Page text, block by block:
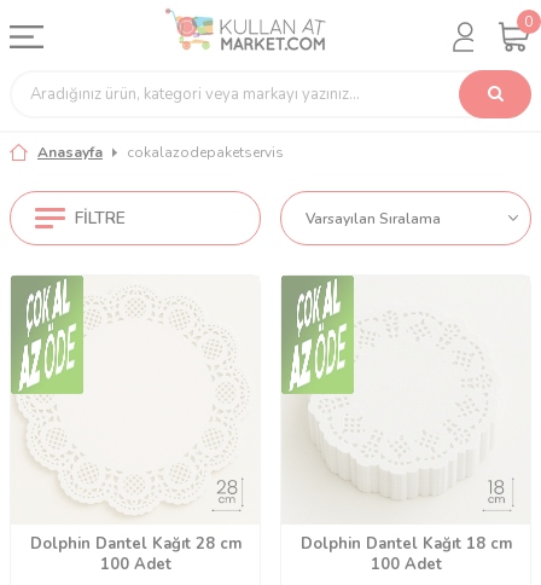
0
Anasayfa cokalazodepaketservis
FILTRE
Dolphin Dantel Kağıt 28 cm
100 Adet
Dolphin Dantel Kağıt 18 cm
100 Adet